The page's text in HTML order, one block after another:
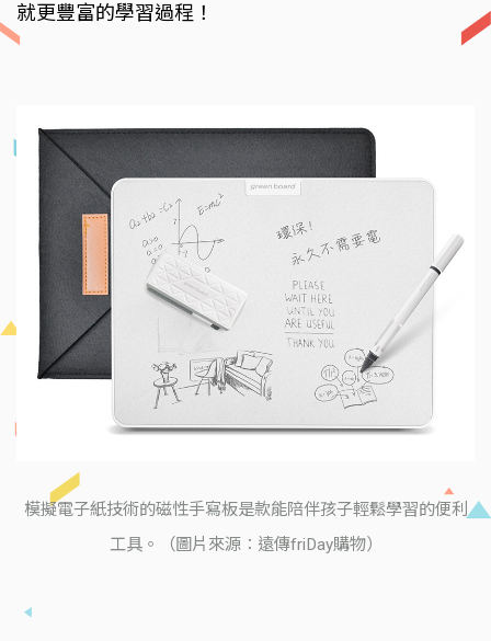
就更豐富的學習過程！
模擬電子紙技術的磁性手寫板是款能陪伴孩子輕鬆學習的便利
工具。（圖片來源：遠傳friDay購物）